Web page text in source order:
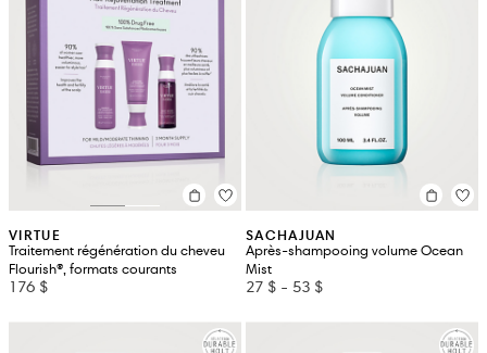
VIRTUE
Traitement régénération du cheveu
Flourish®, formats courants
176 $
SACHAJUAN
Après-shampooing volume Ocean
Mist
27 $ - 53 $